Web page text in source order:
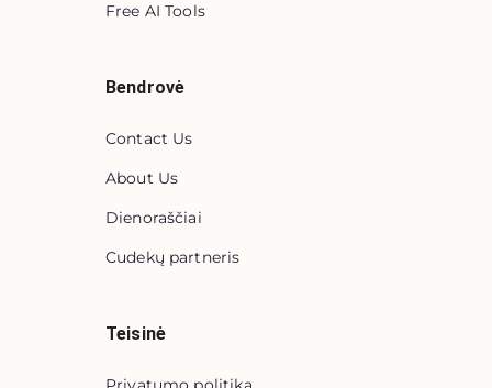
Free AI Tools
Bendrovė
Contact Us
About Us
Dienoraščiai
Cudekų partneris
Teisinė